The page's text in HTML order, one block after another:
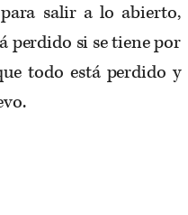
salir a lo abierto,
perdido si se tiene por
todo está perdido y